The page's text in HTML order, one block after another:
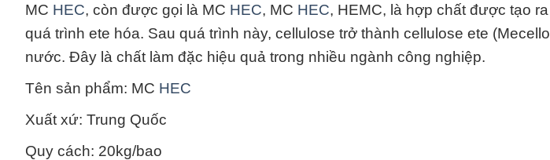
MC HEC, còn được gọi là MC HEC, MC HEC, HEMC, là hợp chất được tạo
quá trình ete hóa. Sau quá trình này, cellulose trở thành cellulose ete
nước. Đây là chất làm đặc hiệu quả trong nhiều ngành công nghiệp.
Tên sản phẩm: MC HEC
Xuất xứ: Trung Quốc
Quy cách: 20kg/bao